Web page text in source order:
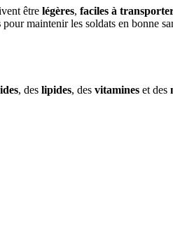
être légères, faciles à
pour maintenir les soldats en bonne
, des lipides, des vitamines et des